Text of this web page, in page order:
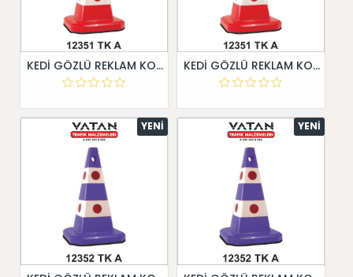
KEDİ GÖZLÜ REKLAM KONİSİ KEDİ GÖZLÜ REKLAM KONİSİ
YENI YENI